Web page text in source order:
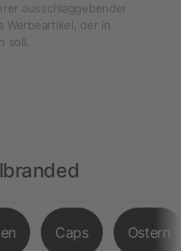
ausschlaggebender
Werbeartikel, der in
soll.
Caps Ostern